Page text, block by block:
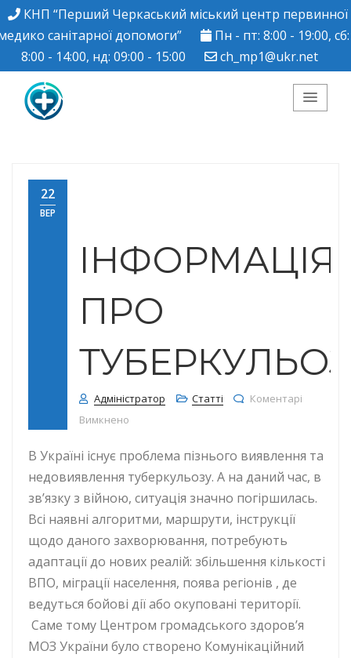
КНП “Перший Черкаський міський центр первинної
санітарної допомоги”
Пн - пт: 8:00 - 19:00, сб:
8:00 - 14:00, нд: 09:00 - 15:00
ch_mp1@ukr.net
Черкаський міський
центр ПМСД"
22
ВЕР
ІНФОРМАЦІЯ
ПРО
ТУБЕРКУЛЬОЗ
Адміністратор Статті
Коментарі
Вимкнено
В Україні існує проблема пізнього виявлення та
недовиявлення туберкульозу. А на даний час, в
зв’язку з війною, ситуація значно погіршилась.
Всі наявні алгоритми, маршрути, інструкції
щодо даного захворювання, потребують
адаптації до нових реалій: збільшення кількості
ВПО, міграції населення, поява регіонів , де
ведуться бойові дії або окуповані території.
Саме тому Центром громадського здоров’я
МОЗ України було створено Комунікаційний